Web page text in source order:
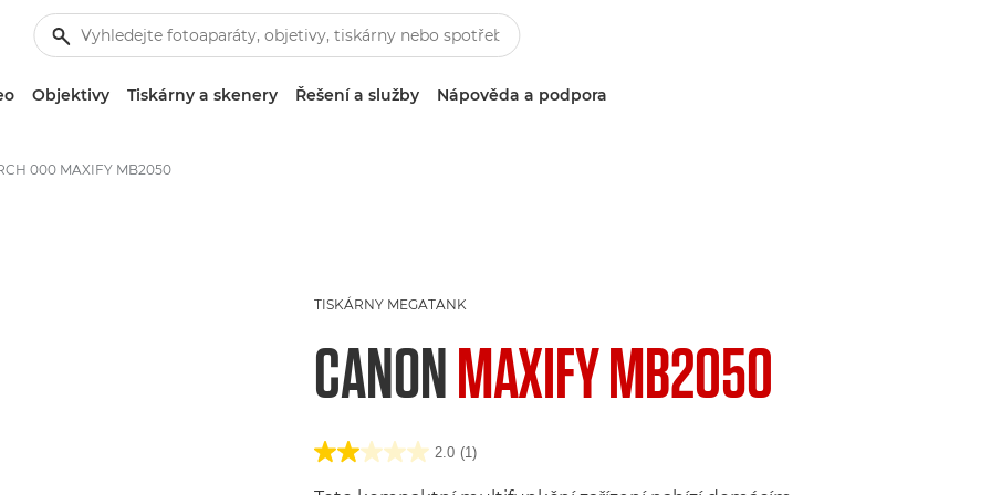
Objektivy Tiskárny a skenery Řešení a služby Nápověda a podpora
000 MAXIFY MB2050
TISKÁRNY MEGATANK
CANONMAXIFY MB2050
2.0 (1)